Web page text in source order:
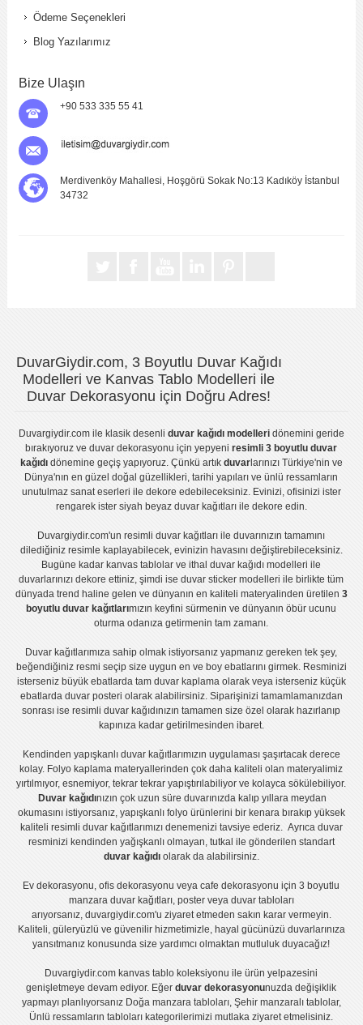
Ödeme Seçenekleri
Blog Yazılarımız
Bize Ulaşın
+90 533 335 55 41
Merdivenköy Mahallesi, Hoşgörü Sokak No:13 Kadıköy İstanbul
34732
DuvarGiydir.com, 3 Boyutlu Duvar Kağıdı
Modelleri ve Kanvas Tablo Modelleri ile
Duvar Dekorasyonu için Doğru Adres!
Duvargiydir.comile klasik desenli duvar kağıdı modelleridönemini geride
bırakıyoruz veduvar dekorasyonu için yepyeniresimli 3 boyutlu duvar
kağıdıdönemine geçiş yapıyoruz. Çünkü artık duvarlarınızı Türkiye'nin ve
Dünya'nın en güzel doğal güzellikleri, tarihi yapıları ve ünlü ressamların
unutulmaz sanat eserleri ile dekore edebileceksiniz. Evinizi, ofisinizi ister
rengarek ister siyah beyaz duvar kağıtlarıile dekore edin.
Duvargiydir.com'unresimli duvar kağıtları ile duvarınızın tamamını
dilediğiniz resimle kaplayabilecek, evinizin havasını değiştirebileceksiniz.
Bugüne kadar kanvas tablo lar veithal duvar kağıdı modelleri ile
duvarlarınızı dekore ettiniz, şimdi iseduvar sticker modelleri ile birlikte tüm
dünyada trend haline gelen ve dünyanın en kaliteli materyalinden üretilen 3
boyutlu duvar kağıtlarımızın keyfini sürmenin ve dünyanın öbür ucunu
oturma odanıza getirmenin tam zamanı.
Duvar kağıtlarımıza sahip olmak istiyorsanız yapmanız gereken tek şey,
beğendiğiniz resmi seçip size uygun en ve boy ebatlarını girmek. Resminizi
isterseniz büyük ebatlarda tam duvar kaplamaolarak veya isterseniz küçük
ebatlarda duvar posteri olarak alabilirsiniz. Siparişinizi tamamlamanızdan
sonrası iseresimli duvar kağıdınızın tamamen size özel olarak hazırlanıp
kapınıza kadar getirilmesinden ibaret.
Kendinden yapışkanlı duvar kağıtlarımızın uygulamasışaşırtacak derece
kolay. Folyo kaplama materyallerinden çok daha kaliteli olanmateryalimiz
yırtılmıyor, esnemiyor, tekrar tekrar yapıştırılabiliyor ve kolayca sökülebiliyor.
Duvar kağıdınızın çok uzun süre duvarınızda kalıp yıllara meydan
okumasını istiyorsanız, yapışkanlı folyoürünlerini bir kenara bırakıp yüksek
kaliteli resimli duvar kağıtlarımızı denemenizi tavsiye ederiz. Ayrıca duvar
resminizi kendinden yağışkanlı olmayan, tutkal ile gönderilen standart
duvar kağıdıolarak da alabilirsiniz.
Ev dekorasyonu,ofis dekorasyonu veyacafe dekorasyonu için3 boyutlu
manzara duvar kağıtları, posterveya duvar tabloları
arıyorsanız, duvargiydir.com'u ziyaret etmeden sakın karar vermeyin.
Kaliteli, güleryüzlü ve güvenilir hizmetimizle, hayal gücünüzü duvarlarınıza
yansıtmanız konusunda size yardımcı olmaktan mutluluk duyacağız!
Duvargiydir.com kanvas tablo koleksiyonu ile ürün yelpazesini
genişletmeye devam ediyor. Eğerduvar dekorasyonunuzda değişiklik
yapmayı planlıyorsanız Doğa manzara tabloları, Şehir manzaralı tablolar,
Ünlü ressamların tabloları kategorilerimizi mutlaka ziyaret etmelisiniz.